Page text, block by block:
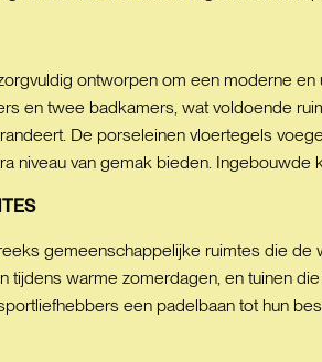
ontworpen om een moderne
en twee badkamers, wat voldoende
De porseleinen vloertegels
niveau van gemak bieden.
gemeenschappelijke ruimtes die
tijdens warme zomerdagen, en tuinen
een padelbaan tot hun